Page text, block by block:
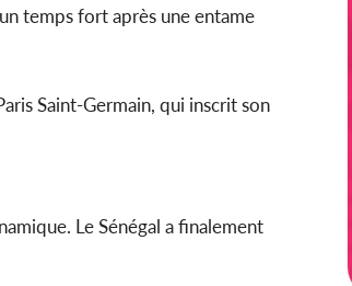
temps fort après une entame
Saint-Germain, qui inscrit son
Le Sénégal a finalement